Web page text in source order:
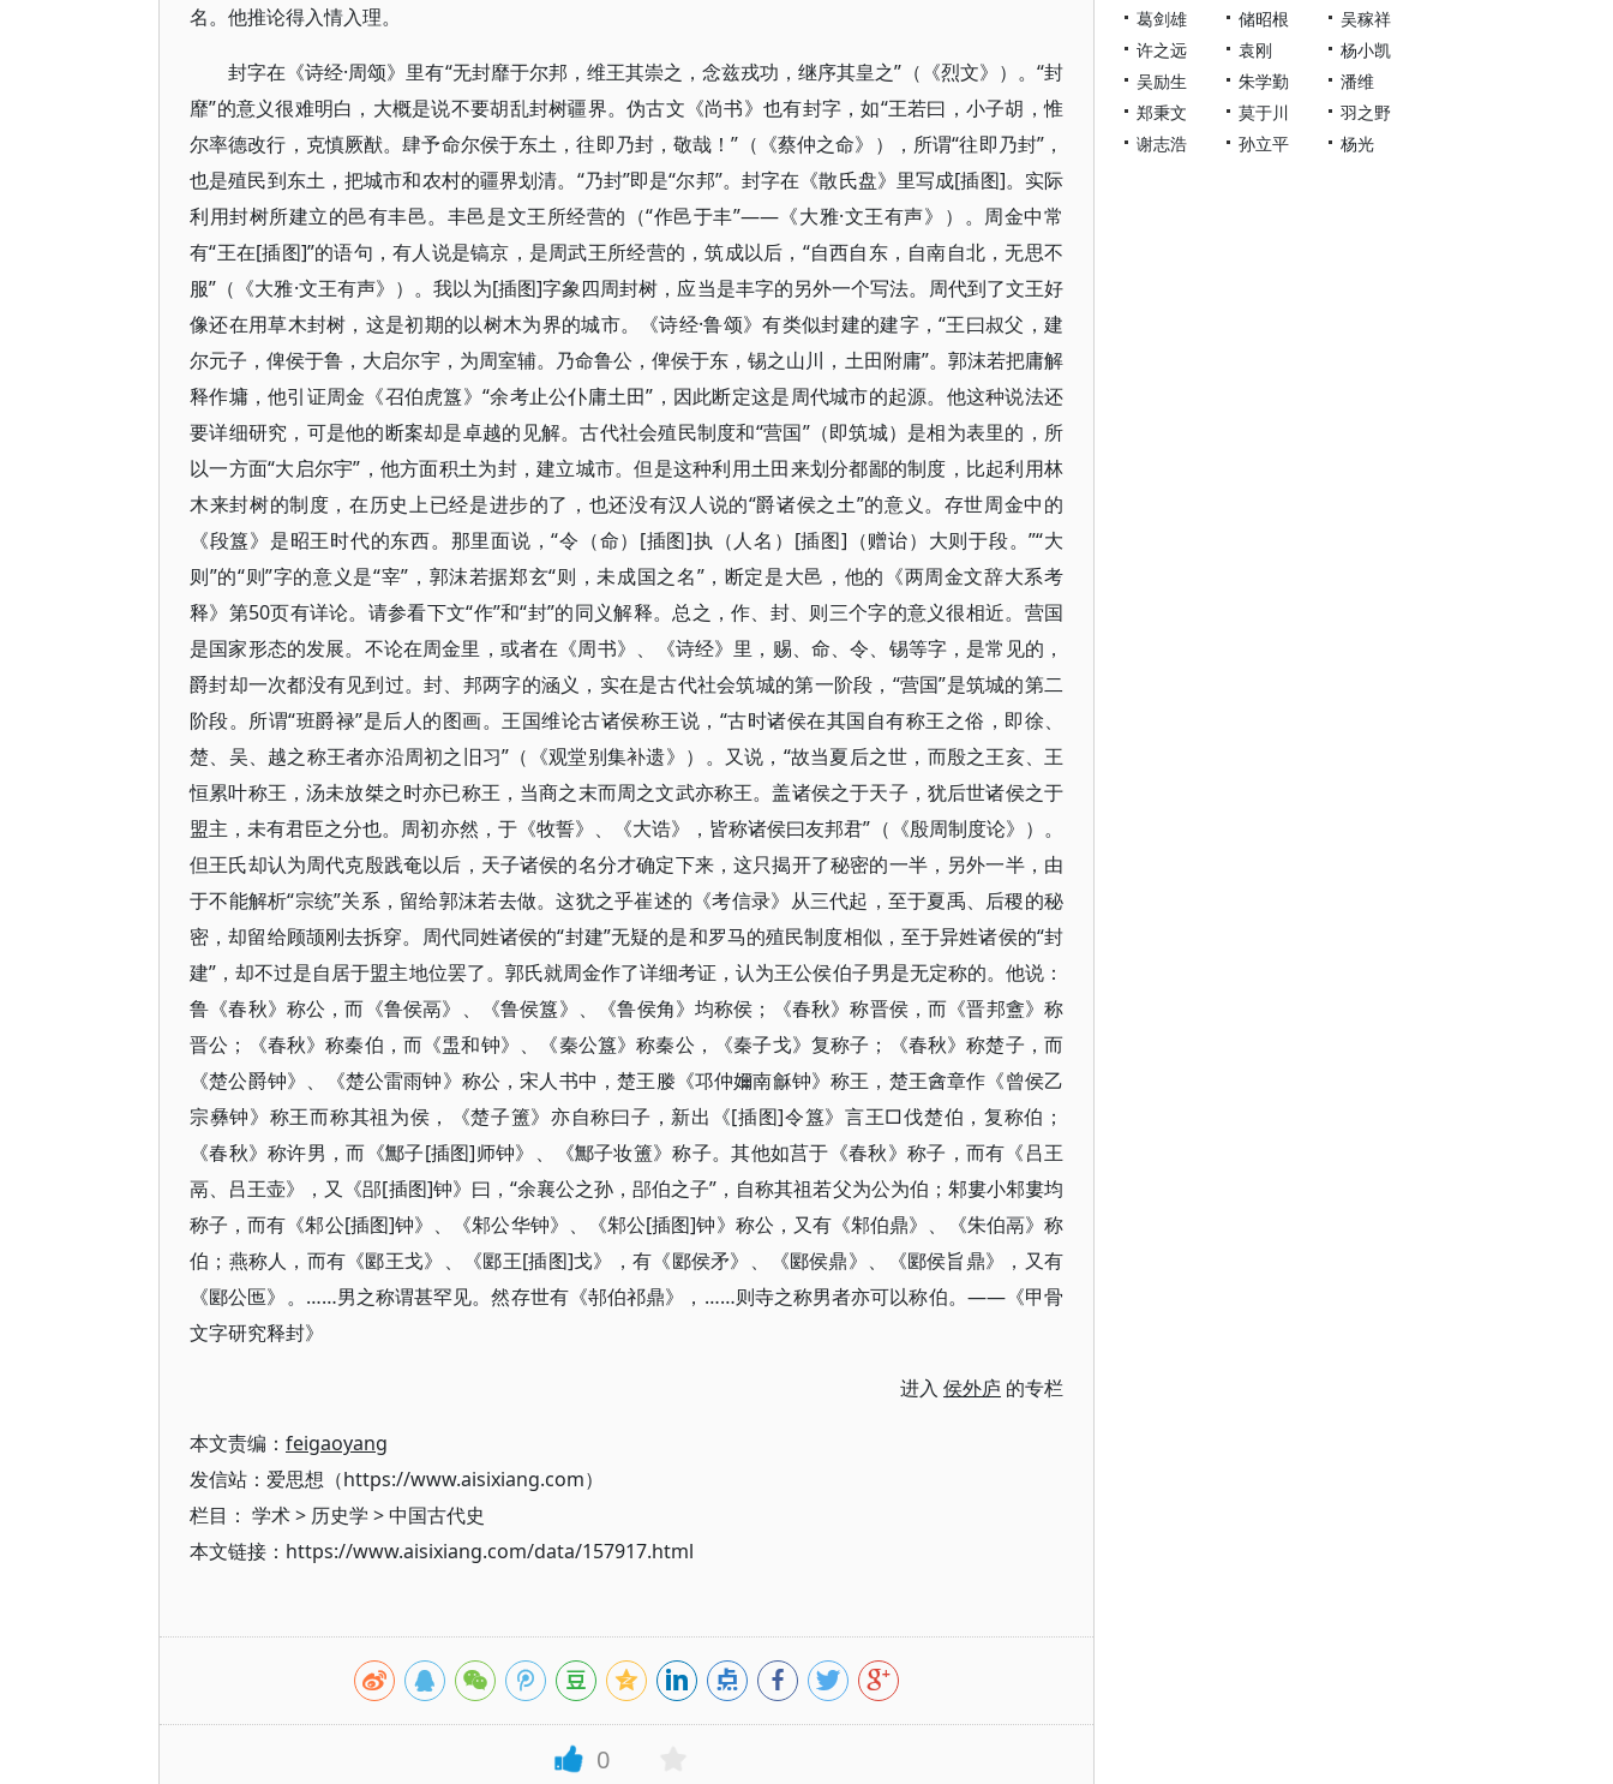
名。他推论得入情入理。
封字在《诗经·周颂》里有“无封靡于尔邦，维王其崇之，念兹戎功，继序其皇之”​（​《烈文》​）​。​“封
靡”的意义很难明白，大概是说不要胡乱封树疆界。伪古文《尚书》也有封字，如“王若曰，小子胡，惟
尔率德改行，克慎厥猷。肆予命尔侯于东土，往即乃封，敬哉！”​（​《蔡仲之命》​）​，所谓“往即乃封”​，
也是殖民到东土，把城市和农村的疆界划清。​“乃封”即是“尔邦”​。封字在《散氏盘》里写成[插图]。实际
利用封树所建立的邑有丰邑。丰邑是文王所经营的（​“作邑于丰”——《大雅·文王有声》​）​。周金中常
有“王在[插图]”的语句，有人说是镐京，是周武王所经营的，筑成以后，​“自西自东，自南自北，无思不
服”​（​《大雅·文王有声》​）​。我以为[插图]字象四周封树，应当是丰字的另外一个写法。周代到了文王好
像还在用草木封树，这是初期的以树木为界的城市。《诗经·鲁颂》有类似封建的建字，​“王曰叔父，建
尔元子，俾侯于鲁，大启尔宇，为周室辅。乃命鲁公，俾侯于东，锡之山川，土田附庸”​。郭沫若把庸解
释作墉，他引证周金《召伯虎簋》​“余考止公仆庸土田”​，因此断定这是周代城市的起源。他这种说法还
要详细研究，可是他的断案却是卓越的见解。古代社会殖民制度和“营国”​（即筑城）是相为表里的，所
以一方面“大启尔宇”​，他方面积土为封，建立城市。但是这种利用土田来划分都鄙的制度，比起利用林
木来封树的制度，在历史上已经是进步的了，也还没有汉人说的“爵诸侯之土”的意义。存世周金中的
《段簋》是昭王时代的东西。那里面说，​“令（命）[插图]执（人名）[插图]（赠诒）大则于段。​”​“大
则”的“则”字的意义是“宰”​，郭沫若据郑玄“则，未成国之名”​，断定是大邑，他的《两周金文辞大系考
释》第50页有详论。请参看下文“作”和“封”的同义解释。总之，作、封、则三个字的意义很相近。营国
是国家形态的发展。不论在周金里，或者在《周书》​、​《诗经》里，赐、命、令、锡等字，是常见的，
爵封却一次都没有见到过。封、邦两字的涵义，实在是古代社会筑城的第一阶段，​“营国”是筑城的第二
阶段。所谓“班爵禄”是后人的图画。王国维论古诸侯称王说，​“古时诸侯在其国自有称王之俗，即徐、
楚、吴、越之称王者亦沿周初之旧习”​（​《观堂别集补遗》​）​。又说，​“故当夏后之世，而殷之王亥、王
恒累叶称王，汤未放桀之时亦已称王，当商之末而周之文武亦称王。盖诸侯之于天子，犹后世诸侯之于
盟主，未有君臣之分也。周初亦然，于《牧誓》​、​《大诰》​，皆称诸侯曰友邦君”​（​《殷周制度论》​）​。
但王氏却认为周代克殷践奄以后，天子诸侯的名分才确定下来，这只揭开了秘密的一半，另外一半，由
于不能解析“宗统”关系，留给郭沫若去做。这犹之乎崔述的《考信录》从三代起，至于夏禹、后稷的秘
密，却留给顾颉刚去拆穿。周代同姓诸侯的“封建”无疑的是和罗马的殖民制度相似，至于异姓诸侯的“封
建”​，却不过是自居于盟主地位罢了。郭氏就周金作了详细考证，认为王公侯伯子男是无定称的。他说：
鲁《春秋》称公，而《鲁侯鬲》​、​《鲁侯簋》​、​《鲁侯角》均称侯；​《春秋》称晋侯，而《晋邦盦》称
晋公；​《春秋》称秦伯，而《盄和钟》​、​《秦公簋》称秦公，​《秦子戈》复称子；​《春秋》称楚子，而
《楚公爵钟》​、​《楚公雷雨钟》称公，宋人书中，楚王媵《邛仲嬭南龢钟》称王，楚王酓章作《曾侯乙
宗彝钟》称王而称其祖为侯，​《楚子簠》亦自称曰子，新出《[插图]令簋》言王□伐楚伯，复称伯；​
《春秋》称许男，而《鄦子[插图]师钟》​、​《鄦子妆簠》称子。其他如莒于《春秋》称子，而有《吕王
鬲、吕王壶》​，又《郘[插图]钟》曰，​“余襄公之孙，郘伯之子”​，自称其祖若父为公为伯；邾婁小邾婁均
称子，而有《邾公[插图]钟》​、​《邾公华钟》​、​《邾公[插图]钟》称公，又有《邾伯鼎》​、​《朱伯鬲》称
伯；燕称人，而有《郾王戈》​、​《郾王[插图]戈》​，有《郾侯矛》​、​《郾侯鼎》​、​《郾侯旨鼎》​，又有
《郾公匜》​。……男之称谓甚罕见。然存世有《邿伯祁鼎》​，……则寺之称男者亦可以称伯。——《甲骨
文字研究释封》
进入 侯外庐 的专栏
本文责编： feigaoyang
发信站：爱思想（https://www.aisixiang.com）
栏目： 学术> 历史学 >中国古代史
本文链接：https://www.aisixiang.com/data/157917.html
0
葛剑雄
储昭根
吴稼祥
许之远
袁刚
杨小凯
吴励生
朱学勤
潘维
郑秉文
莫于川
羽之野
谢志浩
孙立平 杨光